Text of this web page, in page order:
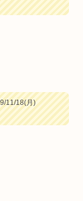
11/18(月)